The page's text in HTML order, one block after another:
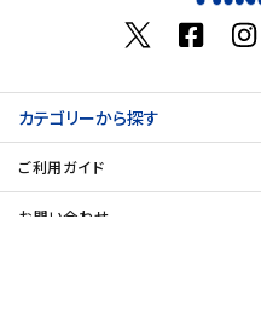
カテゴリーから探す
ご利用ガイド
お問い合わせ